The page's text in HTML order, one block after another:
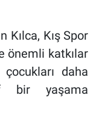
Kılca, Kış Spor
önemli katkılar
daha
bir yaşama